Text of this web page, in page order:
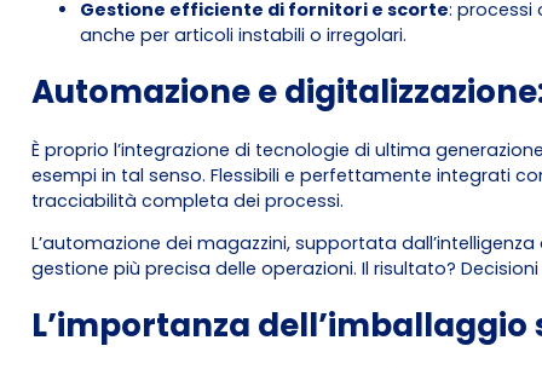
Gestione efficiente di fornitori e scorte: processi
anche per articoli instabili o irregolari.
Automazione e
È proprio l’integrazione di tecnologie di ultima
esempi in tal senso. Flessibili e perfettamente integrati
tracciabilità completa dei processi.
L’automazione dei magazzini, supportata
gestione più precisa delle operazioni. Il risultato?
L’importanza